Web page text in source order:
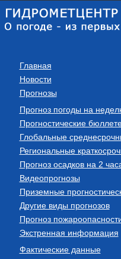
Главная
Новости
Прогнозы
Прогноз погоды на
Прогностические
Глобальные
Региональные
Прогноз осадков на 2
Видеопрогнозы
Приземные
Другие виды прогнозов
Прогноз
Экстренная информация
Фактические данные